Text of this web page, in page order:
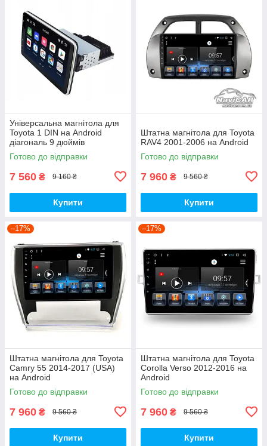
Універсальна магнітола для
Toyota 1 DIN на Android
діагональ 9 дюймів
Готово до відправки
7 560 ₴ 9 160 ₴
Купити
Штатна магнітола для Toyota
RAV4 2001-2006 на Android
Готово до відправки
7 960 ₴ 9 560 ₴
Купити
–17%
Штатна магнітола для Toyota
Camry 55 2014-2017 (USA)
на Android
Готово до відправки
7 960 ₴ 9 560 ₴
Купити
–17%
Штатна магнітола для Toyota
Corolla Verso 2012-2016 на
Android
Готово до відправки
7 960 ₴ 9 560 ₴
Купити